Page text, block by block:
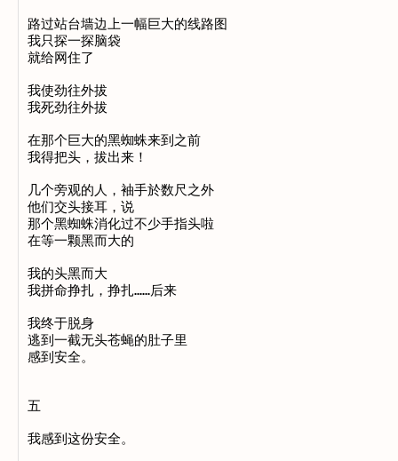
路过站台墙边上一幅巨大的线路图
我只探一探脑袋
就给网住了
我使劲往外拔
我死劲往外拔
在那个巨大的黑蜘蛛来到之前
我得把头，拔出来！
几个旁观的人，袖手於数尺之外
他们交头接耳，说
那个黑蜘蛛消化过不少手指头啦
在等一颗黑而大的
我的头黑而大
我拼命挣扎，挣扎……后来
我终于脱身
逃到一截无头苍蝇的肚子里
感到安全。
五
我感到这份安全。